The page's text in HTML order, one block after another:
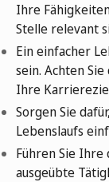
Ihre
Stelle relevant
Ein einfacher
sein. Achten
Ihre
Sorgen Sie
Lebenslaufs
Führen Sie
ausgeübte